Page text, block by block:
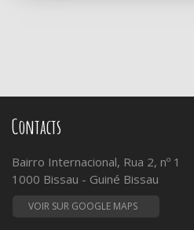
Contacts
Bairro Internacional, Rua 2, nº 1
1000 Bissau - Guiné Bissau
VOIR SUR GOOGLE MAPS